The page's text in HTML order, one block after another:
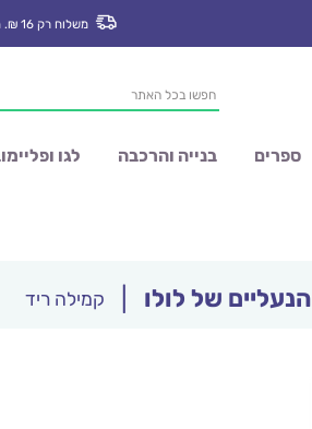
משלוח רק 16 ₪. הזמנות מעל 250 ₪ משלוח נק’ איסוף חינם
Products
search
ספרים בנייה והרכבה לגו
הנעליים של לולו קמילה ריד